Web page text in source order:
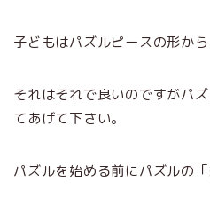
子どもはパズルピースの形から
それはそれで良いのですがパ
てあげて下さい。
パズルを始める前にパズルの